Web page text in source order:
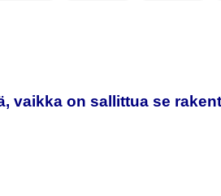
vaikka on sallittua se